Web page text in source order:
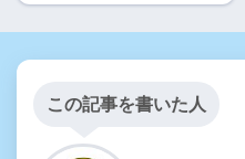
この記事を書いた人